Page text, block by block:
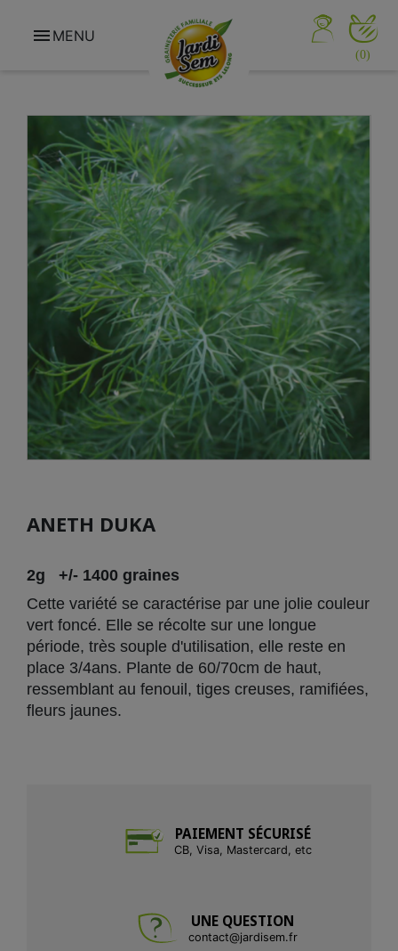
(0)
 MENU
ANETH DUKA
2g
+/- 1400 graines
Cette variété se caractérise par une jolie couleur
vert foncé. Elle se récolte sur une longue
période, très souple d'utilisation, elle reste en
place 3/4ans. Plante de 60/70cm de haut,
ressemblant au fenouil, tiges creuses, ramifiées,
fleurs jaunes.
PAIEMENT SÉCURISÉ
CB, Visa, Mastercard, etc
UNE QUESTION
contact@jardisem.fr